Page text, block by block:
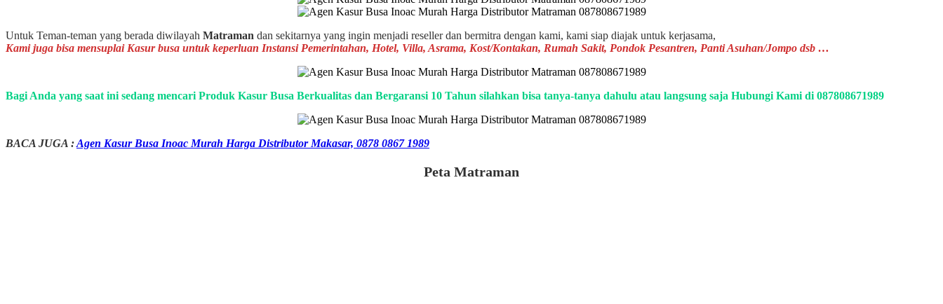
Untuk Teman-teman yang berada diwilayah Matraman dan sekitarnya yang ingin menjadi reseller dan bermitra dengan kami, kami siap diajak untuk kerjasama,
Kami juga bisa mensuplai Kasur busa untuk keperluan Instansi Pemerintahan, Hotel, Villa, Asrama, Kost/Kontakan, Rumah Sakit, Pondok Pesantren, Panti Asuhan/Jompo dsb …
Bagi Anda yang saat ini sedang mencari Produk Kasur Busa Berkualitas dan Bergaransi 10 Tahun silahkan bisa tanya-tanya dahulu atau langsung saja Hubungi Kami di 087808671989
BACA JUGA :Agen Kasur Busa Inoac Murah Harga Distributor Makasar, 0878 0867 1989
Peta Matraman